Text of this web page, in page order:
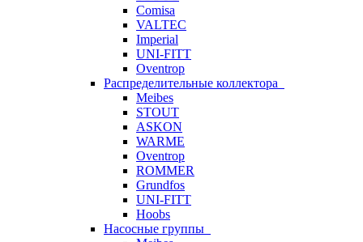
Comisa
VALTEC
Imperial
UNI-FITT
Oventrop
Распределительные коллектора
Meibes
STOUT
ASKON
WARME
Oventrop
ROMMER
Grundfos
UNI-FITT
Hoobs
Насосные группы